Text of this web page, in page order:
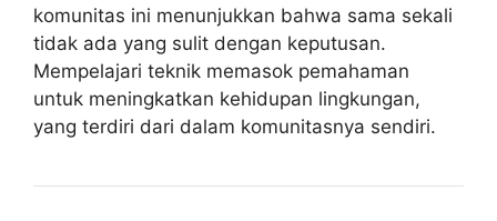
komunitas ini menunjukkan bahwa sama sekali
tidak ada yang sulit dengan keputusan.
Mempelajari teknik memasok pemahaman
untuk meningkatkan kehidupan lingkungan,
yang terdiri dari dalam komunitasnya sendiri.